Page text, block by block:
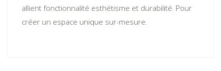
allient fonctionnalité esthétisme et durabilité. Pour
créer un espace unique sur-mesure.